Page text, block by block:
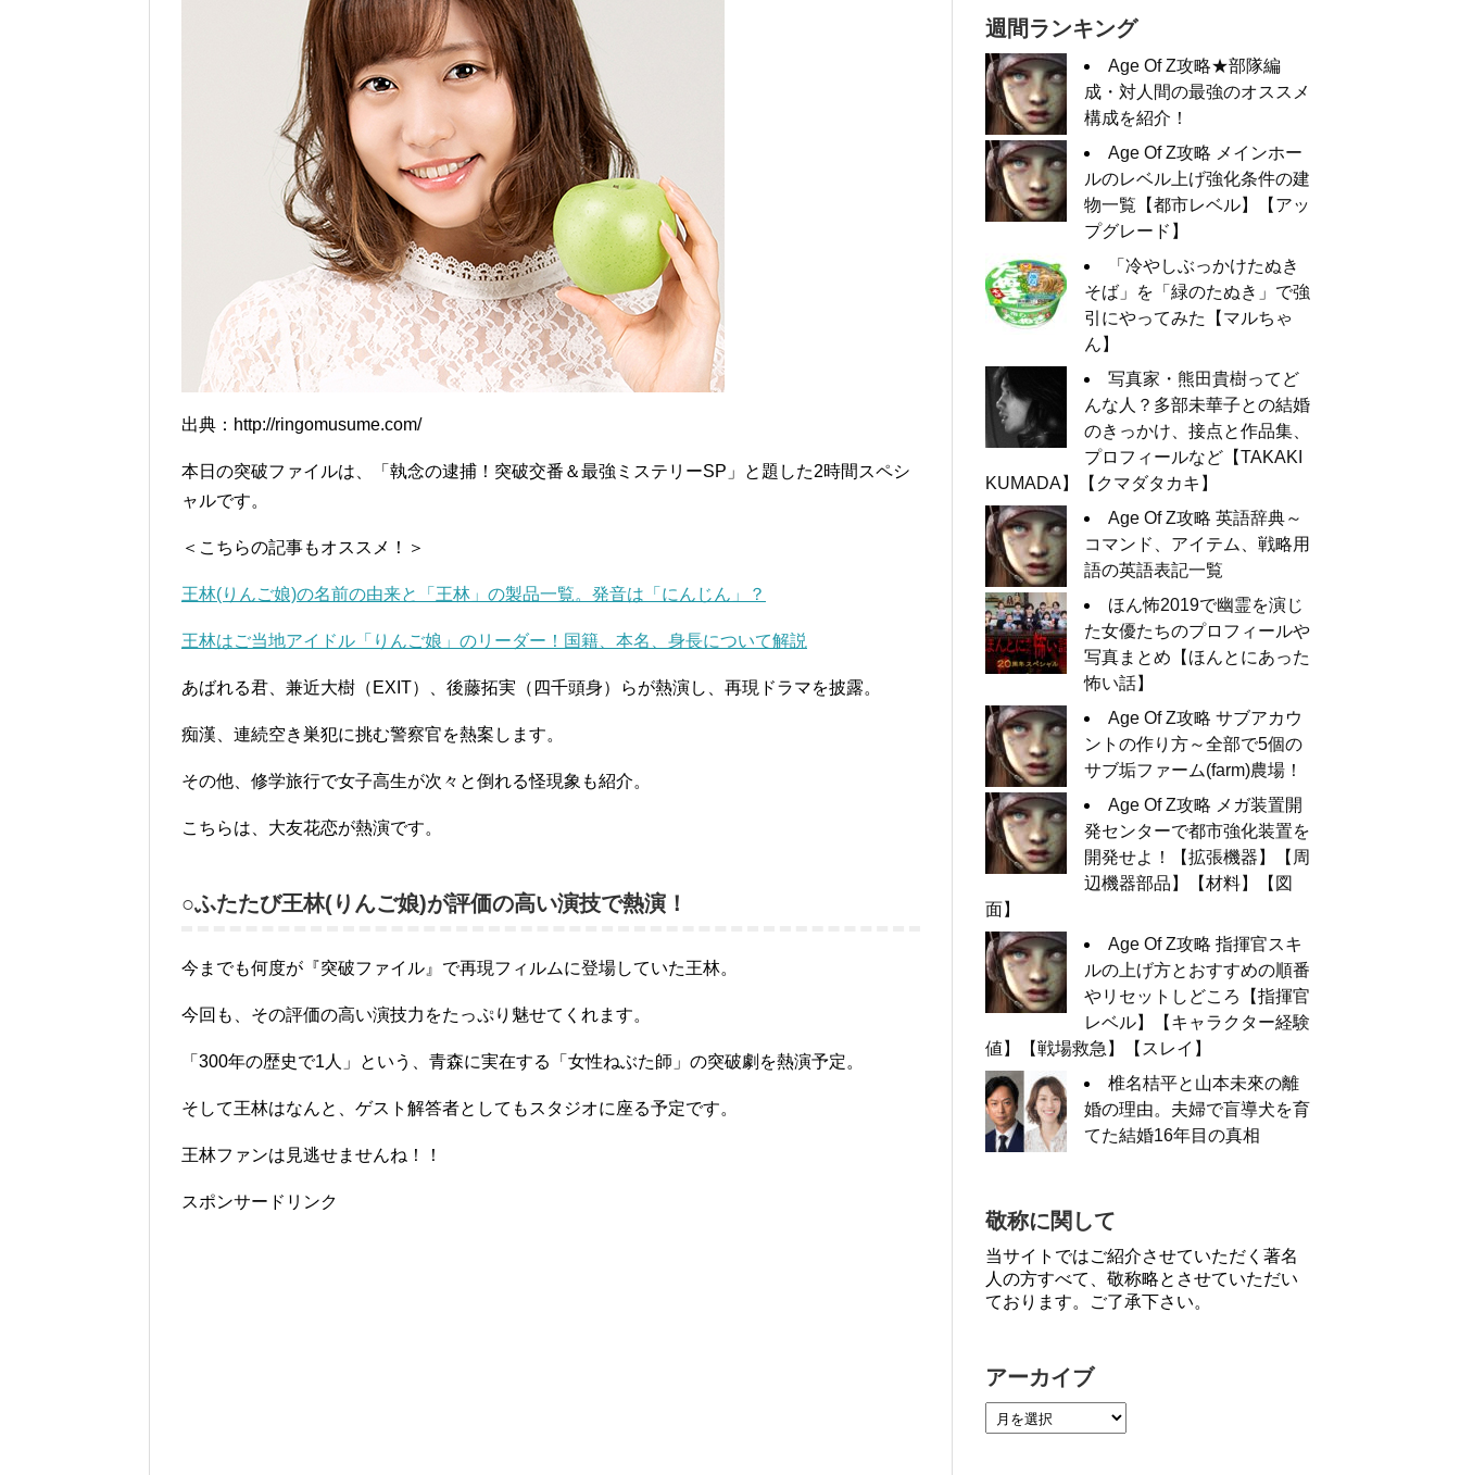
出典：http://ringomusume.com/
本日の突破ファイルは、「執念の逮捕！突破交番＆最強ミステリーSP」と題した2時間スペシ
ャルです。
＜こちらの記事もオススメ！＞
王林(りんご娘)の名前の由来と「王林」の製品一覧。発音は「にんじん」？
王林はご当地アイドル「りんご娘」のリーダー！国籍、本名、身長について解説
あばれる君、兼近大樹（EXIT）、後藤拓実（四千頭身）らが熱演し、再現ドラマを披露。
痴漢、連続空き巣犯に挑む警察官を熱案します。
その他、修学旅行で女子高生が次々と倒れる怪現象も紹介。
こちらは、大友花恋が熱演です。
○ふたたび王林(りんご娘)が評価の高い演技で熱演！
今までも何度が『突破ファイル』で再現フィルムに登場していた王林。
今回も、その評価の高い演技力をたっぷり魅せてくれます。
「300年の歴史で1人」という、青森に実在する「女性ねぶた師」の突破劇を熱演予定。
そして王林はなんと、ゲスト解答者としてもスタジオに座る予定です。
王林ファンは見逃せませんね！！
スポンサードリンク
週間ランキング
Age Of Z攻略★部隊編
成・対人間の最強のオススメ
構成を紹介！
Age Of Z攻略 メインホー
ルのレベル上げ強化条件の建
物一覧【都市レベル】【アッ
プグレード】
「冷やしぶっかけたぬき
そば」を「緑のたぬき」で強
引にやってみた【マルちゃ
ん】
写真家・熊田貴樹ってど
んな人？多部未華子との結婚
のきっかけ、接点と作品集、
プロフィールなど【TAKAKI
KUMADA】【クマダタカキ】
Age Of Z攻略 英語辞典～
コマンド、アイテム、戦略用
語の英語表記一覧
ほん怖2019で幽霊を演じ
た女優たちのプロフィールや
写真まとめ【ほんとにあった
怖い話】
Age Of Z攻略 サブアカウ
ントの作り方～全部で5個の
サブ垢ファーム(farm)農場！
Age Of Z攻略 メガ装置開
発センターで都市強化装置を
開発せよ！【拡張機器】【周
辺機器部品】【材料】【図
面】
Age Of Z攻略 指揮官スキ
ルの上げ方とおすすめの順番
やリセットしどころ【指揮官
レベル】【キャラクター経験
値】【戦場救急】【スレイ】
椎名桔平と山本未來の離
婚の理由。夫婦で盲導犬を育
てた結婚16年目の真相
敬称に関して
当サイトではご紹介させていただく著名
人の方すべて、敬称略とさせていただい
ております。ご了承下さい。
アーカイブ